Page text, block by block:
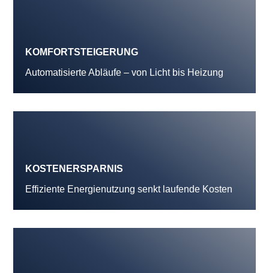
KOMFORTSTEIGERUNG
Automatisierte Abläufe – von Licht bis Heizung
KOSTENERSPARNIS
Effiziente Energienutzung senkt laufende Kosten